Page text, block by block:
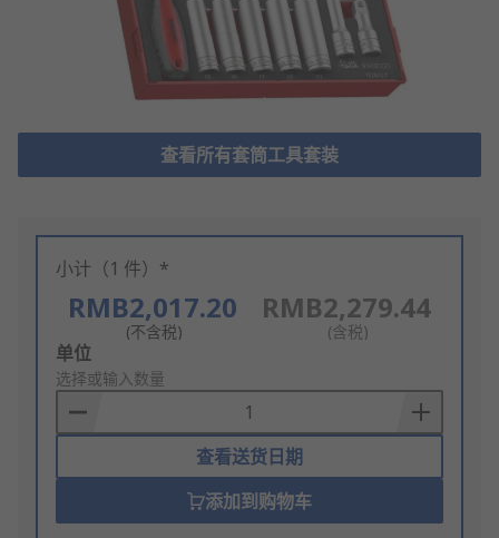
查看所有套筒工具套装
小计（1 件）*
RMB2,017.20
(不含税)
RMB2,279.44
(含税)
Add
to
Basket
单位
选择或输入数量
查看送货日期
添加到购物车